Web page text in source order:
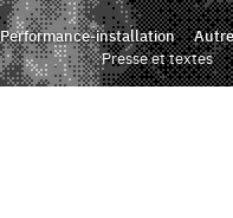
Performance-installation
Presse et textes